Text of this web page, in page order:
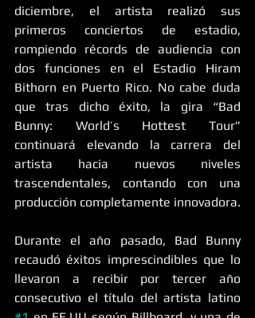
diciembre, el artista realizó sus
primeros conciertos de estadio,
rompiendo récords de audiencia con
dos funciones en el Estadio Hiram
Bithorn en Puerto Rico. No cabe duda
que tras dicho éxito, la gira “Bad
Bunny: World’s Hottest Tour”
continuará elevando la carrera del
artista hacia nuevos niveles
trascendentales, contando con una
producción completamente innovadora.
Durante el año pasado, Bad Bunny
recaudó éxitos imprescindibles que lo
llevaron a recibir por tercer año